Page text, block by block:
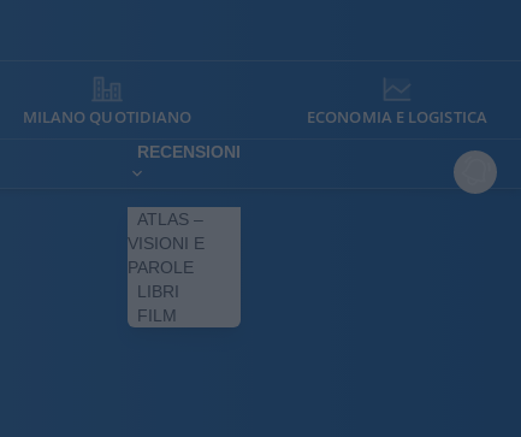
MILANO QUOTIDIANO ECONOMIA E LOGISTICA
RECENSIONI
ATLAS –
VISIONI E
PAROLE
LIBRI
FILM